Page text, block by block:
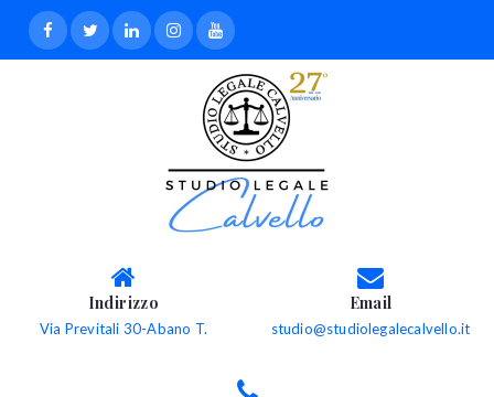
Indirizzo
Via Previtali 30-Abano T.
Email
studio@studiolegalecalvello.it